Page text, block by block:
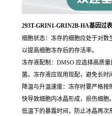
293T-GRIN1-GRIN2B-HA基因过
细胞状态：冻存的细胞应处于对
以提高细胞冻存后的存活率。
冻存液配制：DMSO 应选择高质
菌。冻存液应现用现配，避免长时
降温与升温速度：冻存时要严格
快导致细胞内冰晶形成，损伤细
低温下的暴露时间，防止冰晶再次